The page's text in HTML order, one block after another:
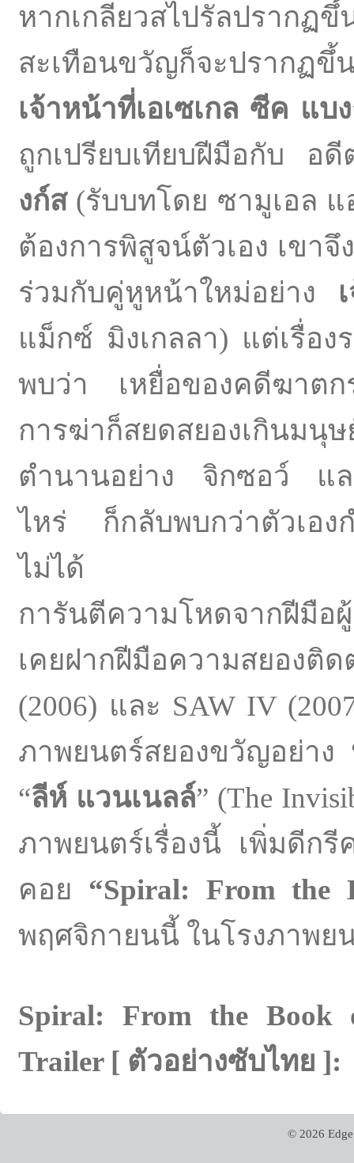
หากเกลียวสไปรัลปราก
สะเทือนขวัญก็จะปรากฏขึ้
เจ้าหน้าที่เอเซเกล ซีค แบ
ถูกเปรียบเทียบฝีมือกับ อ
งก์ส(รับบทโดย ซามูเอล แ
ต้องการพิสูจน์ตัวเอง เขา
ร่วมกับคู่หูหน้าใหม่อย่าง
แม็กซ์ มิงเกลลา) แต่เรื่อง
พบว่า เหยื่อของคดีฆาต
การฆ่าก็สยดสยองเกิน
ตำนานอย่าง จิกซอว์ แล
ไหร่ ก็กลับพบกว่าตัวเองก
ไม่ได้
การันตีความโหดจากฝีมือ
เคยฝากฝีมือความสยอง
(2006) และ SAW IV
ภาพยนตร์สยองขวัญอย่าง
“ลีห์ แวนเนลล์” (The
ภาพยนตร์เรื่องนี้ เพิ่มดีก
คอย “Spiral: From the
พฤศจิกายนนี้ ในโรงภาพย
Spiral: From the Book
Trailer [ ตัวอย่างซับไทย
© 2026